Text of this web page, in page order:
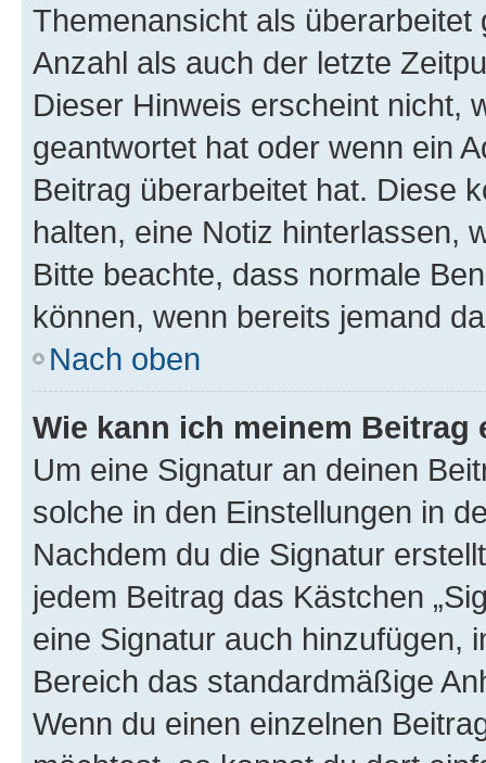
Themenansicht als
Anzahl als auch der letzte
Dieser Hinweis erscheint nicht,
geantwortet hat oder wenn ein
Beitrag überarbeitet hat. Diese
halten, eine Notiz hinterlassen,
Bitte beachte, dass normale
können, wenn bereits jemand
Nach oben
Wie kann ich meinem
Um eine Signatur an deinen
solche in den Einstellungen in
Nachdem du die Signatur
jedem Beitrag das Kästchen
eine Signatur auch hinzufügen,
Bereich das standardmäßige
Wenn du einen einzelnen